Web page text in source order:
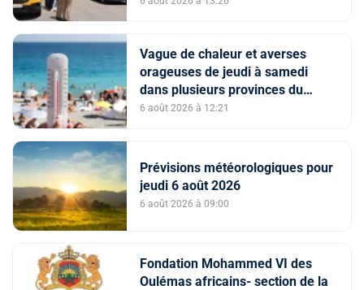
Vague de chaleur et averses
orageuses de jeudi à samedi
dans plusieurs provinces du
Royaume (Bulletin d'alerte)
6 août 2026 à 12:21
Prévisions météorologiques pour
jeudi 6 août 2026
6 août 2026 à 09:00
Fondation Mohammed VI des
Oulémas africains- section de la